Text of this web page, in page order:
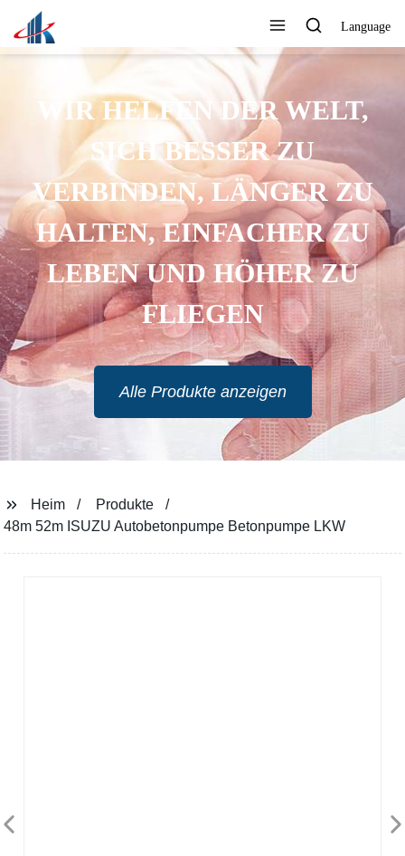
Language
WIR HELFEN DER WELT,
SICH BESSER ZU
VERBINDEN, LÄNGER ZU
HALTEN, EINFACHER ZU
LEBEN UND HÖHER ZU
FLIEGEN
Alle Produkte anzeigen
Heim
Produkte
48m 52m ISUZU Autobetonpumpe Betonpumpe LKW